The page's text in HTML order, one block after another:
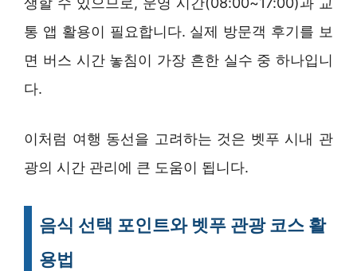
통 앱 활용이 필요합니다. 실제 방문객 후기를 보
면 버스 시간 놓침이 가장 흔한 실수 중 하나입니
다.
이처럼 여행 동선을 고려하는 것은 벳푸 시내 관
광의 시간 관리에 큰 도움이 됩니다.
음식 선택 포인트와 벳푸 관광 코스 활
용법